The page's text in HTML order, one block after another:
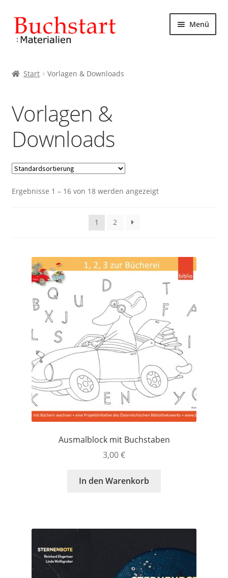
Zur
Navigation
springen
Zum
Inhalt
springen
Menü
Datenschutzbelehrung
Impressum
Kasse
Mein Konto
Warenkorb
Widerrufsbelehrung
Zahlungsarten
Start Vorlagen & Downloads
Vorlagen &
Downloads
Ergebnisse 1 – 16 von 18 werden angezeigt
1 2
Ausmalblock mit Buchstaben
3,00€
In den Warenkorb